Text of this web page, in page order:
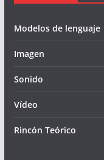
Modelos de lenguaje
Imagen
Sonido
Vídeo
Rincón Teórico